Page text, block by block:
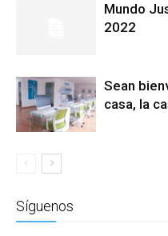
Mundo
2022
Sean
casa, la
Síguenos